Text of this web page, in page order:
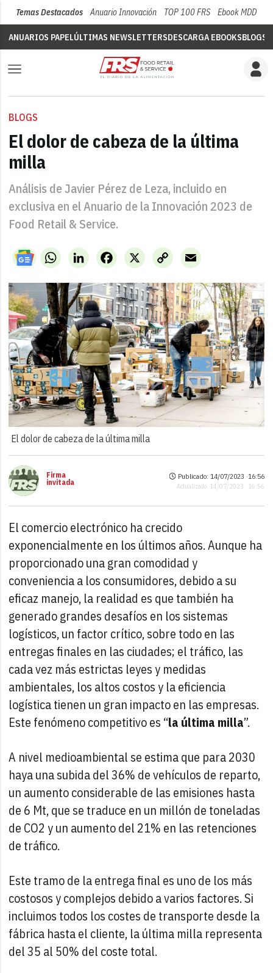
Temas Destacados Anuario Innovación TOP 100 FRS Ebook MDD
ANUARIOS PAPELÚLTIMAS NEWSLETTERSDESCARGA EBOOKSBLOGS
BLOGS
El dolor de cabeza de la última
milla
Análisis de Javier Pérez de Leza, incluido en
exclusiva en el Anuario de la Innovación 2023 de
Food Retail & Service.
WhatsAppLinkedIn X
Facebook
Copy
Link
Email
El dolor de cabeza de la última milla
Firma
invitada
Publicado: 14/07/2023 ·16:56
Actualizado: 14/07/2023 · 16:56
El comercio electrónico ha crecido
exponencialmente en los últimos años. Aunque ha
proporcionado una gran comodidad y
conveniencia a los consumidores, debido a su
eficaz manejo, la realidad es que también ha
generado grandes desafíos en los sistemas
logísticos, un factor crítico, sobre todo en las
entregas finales en las ciudades; el tráfico, las
cada vez más estrictas leyes y medidas
ambientales, los altos costos y la eficiencia
logística tienen un gran impacto en las empresas.
Este fenómeno competitivo es “la última milla”.
A nivel medioambiental se estima que para 2030
haya una subida del 36% de vehículos de reparto,
un aumento considerable de las emisiones hasta
de 6 Mt, que se traduce en un millón de toneladas
de CO2 y un aumento del 21% en las retenciones
de tráfico.
Este tramo de la entrega final es uno de los más
costosos y complejos debido a varios factores. Si
incluimos todos los costes de transporte desde la
fábrica hasta el cliente, la última milla representa
del 35 al 50% del coste total.